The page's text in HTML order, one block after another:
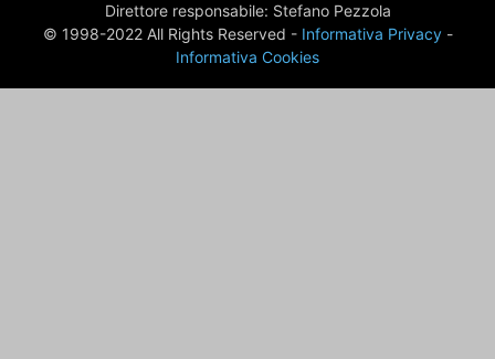
Direttore responsabile: Stefano Pezzola
© 1998-2022 All Rights Reserved - Informativa Privacy-
Informativa Cookies